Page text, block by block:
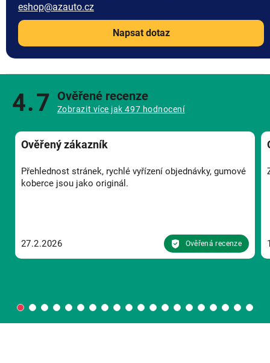
eshop@azauto.cz
Napsat dotaz
4.7 Ověřené recenze
Zobrazit více jak 497 hodnocení
Ověřený zákazník
Přehlednost stránek, rychlé vyřízení objednávky, gumové
koberce jsou jako originál.
27.2.2026 Ověřená recenze